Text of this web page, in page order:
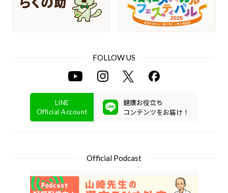
FOLLOW US
LINE
Official Account
健康お役立ち
コンテンツをお届け！
Official Podcast